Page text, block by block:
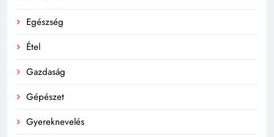
Egészség
Étel
Gazdaság
Gépészet
Gyereknevelés